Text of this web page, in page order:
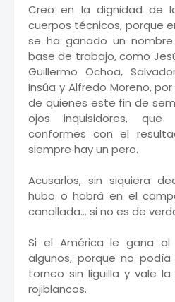
Creo en la dignidad de
cuerpos técnicos, porque
se ha ganado un
base de trabajo, como
Guillermo Ochoa,
Insúa y Alfredo Moreno,
de quienes este fin de
ojos inquisidores,
conformes con el
siempre hay un pero.
Acusarlos, sin siquiera
hubo o habrá en el
canallada... si no es de
Si el América le gana al
algunos, porque no
torneo sin liguilla y vale
rojiblancos.